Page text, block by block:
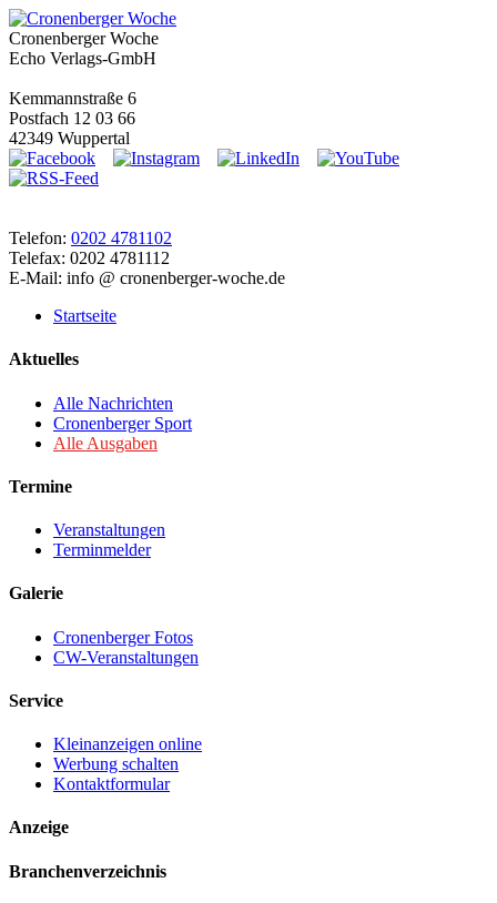
Cronenberger Woche
Echo Verlags-GmbH
Kemmannstraße 6
Postfach 12 03 66
42349 Wuppertal
Telefon: 0202 4781102
Telefax: 0202 4781112
E-Mail: info @ cronenberger-woche.de
Startseite
Aktuelles
Alle Nachrichten
Cronenberger Sport
Alle Ausgaben
Termine
Veranstaltungen
Terminmelder
Galerie
Cronenberger Fotos
CW-Veranstaltungen
Service
Kleinanzeigen online
Werbung schalten
Kontaktformular
Anzeige
Branchenverzeichnis